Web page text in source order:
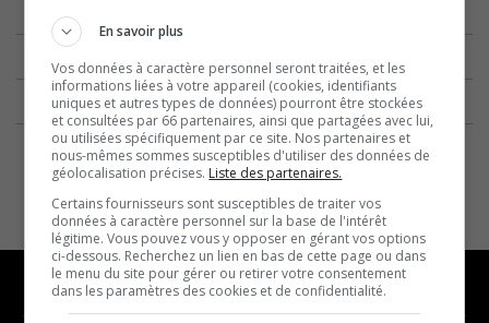
En savoir plus
Vos données à caractère personnel seront traitées, et les
informations liées à votre appareil (cookies, identifiants
uniques et autres types de données) pourront être stockées
et consultées par 66 partenaires, ainsi que partagées avec lui,
ou utilisées spécifiquement par ce site. Nos partenaires et
nous-mêmes sommes susceptibles d'utiliser des données de
géolocalisation précises. Liste des partenaires.
Certains fournisseurs sont susceptibles de traiter vos
données à caractère personnel sur la base de l'intérêt
légitime. Vous pouvez vous y opposer en gérant vos options
ci-dessous. Recherchez un lien en bas de cette page ou dans
le menu du site pour gérer ou retirer votre consentement
dans les paramètres des cookies et de confidentialité.